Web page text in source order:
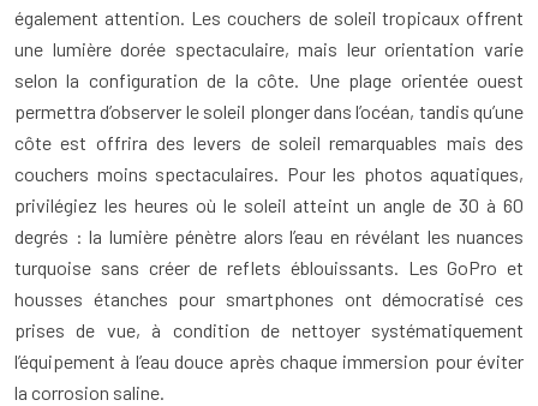
également attention. Les couchers de soleil tropicaux offrent
une lumière dorée spectaculaire, mais leur orientation varie
selon la configuration de la côte. Une plage orientée ouest
permettra d’observer le soleil plonger dans l’océan, tandis qu’une
côte est offrira des levers de soleil remarquables mais des
couchers moins spectaculaires. Pour les photos aquatiques,
privilégiez les heures où le soleil atteint un angle de 30 à 60
degrés : la lumière pénètre alors l’eau en révélant les nuances
turquoise sans créer de reflets éblouissants. Les GoPro et
housses étanches pour smartphones ont démocratisé ces
prises de vue, à condition de nettoyer systématiquement
l’équipement à l’eau douce après chaque immersion pour éviter
la corrosion saline.